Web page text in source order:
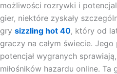
możliwości rozrywki i
gier, niektóre zyskały
gry sizzling hot 40, który od
graczy na całym świecie.
potencjał wygranych
miłośników hazardu online.